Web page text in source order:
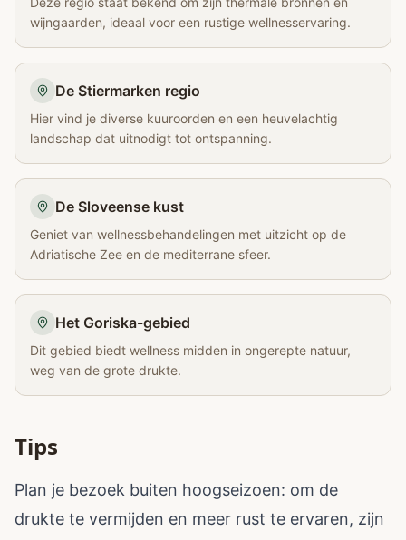
wijngaarden, ideaal voor een rustige wellnesservaring.
De Stiermarken regio
Hier vind je diverse kuuroorden en een heuvelachtig
landschap dat uitnodigt tot ontspanning.
De Sloveense kust
Geniet van wellnessbehandelingen met uitzicht op de
Adriatische Zee en de mediterrane sfeer.
Het Goriska-gebied
Dit gebied biedt wellness midden in ongerepte natuur,
weg van de grote drukte.
Tips
Plan je bezoek buiten hoogseizoen: om de
drukte te vermijden en meer rust te ervaren, zijn